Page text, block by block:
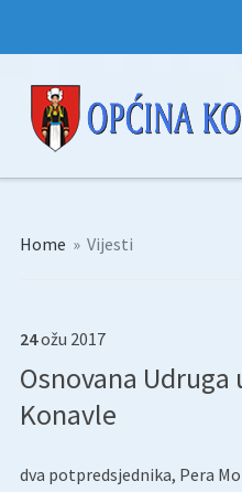
Home » Vijesti
24ožu 2017
Osnovana
Konavle
dva potpredsjednika, Pera